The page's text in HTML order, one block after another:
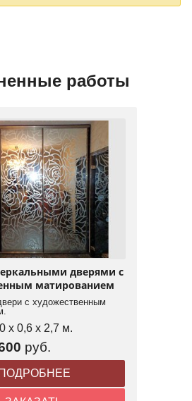
работы
дверями с
матированием
с художественным
x 0,6 x 2,7 м.
руб.
ПОДРОБНЕЕ